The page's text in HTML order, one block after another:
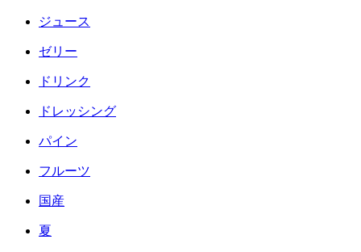
ジュース
ゼリー
ドリンク
ドレッシング
パイン
フルーツ
国産
夏